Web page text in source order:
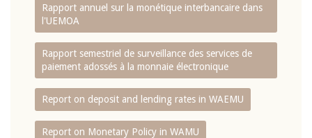
Rapport annuel sur la monétique interbancaire dans
l'UEMOA
Rapport semestriel de surveillance des services de
paiement adossés à la monnaie électronique
Report on deposit and lending rates in WAEMU
Report on Monetary Policy in WAMU